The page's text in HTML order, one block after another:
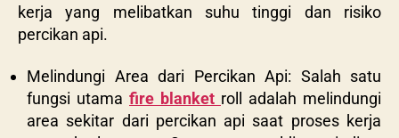
kerja yang melibatkan suhu tinggi dan risiko
percikan api.
Melindungi Area dari Percikan Api: Salah satu
fungsi utama fire blanket roll
adalah melindungi
area sekitar dari percikan api saat proses kerja